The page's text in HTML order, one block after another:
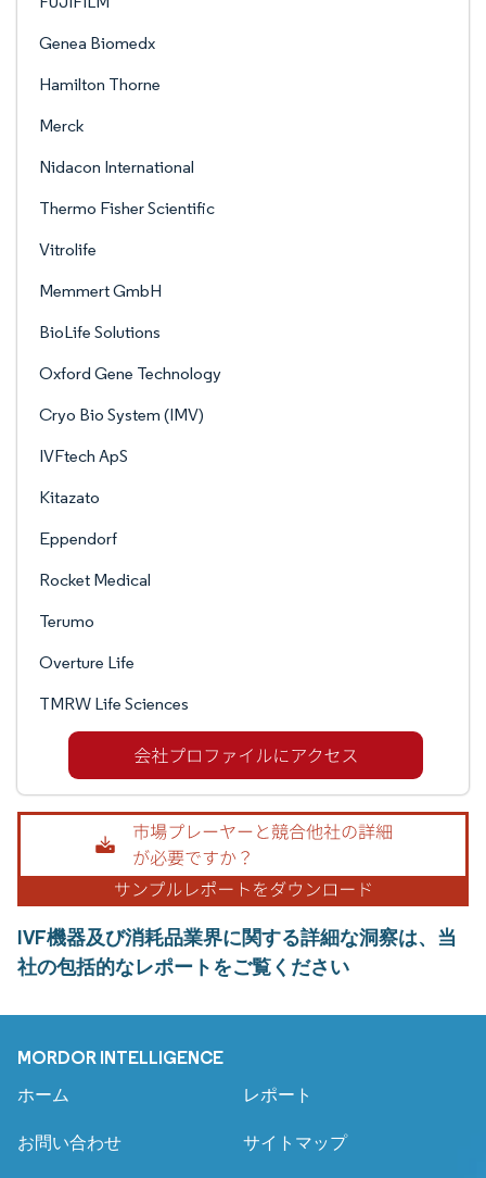
Genea Biomedx
Hamilton Thorne
Merck
Nidacon International
Thermo Fisher Scientific
Vitrolife
Memmert GmbH
BioLife Solutions
Oxford Gene Technology
Cryo Bio System (IMV)
IVFtech ApS
Kitazato
Eppendorf
Rocket Medical
Terumo
Overture Life
TMRW Life Sciences
IVF機器及び消耗品業界に関する詳細な洞察は、当
社の包括的なレポートをご覧ください
MORDOR INTELLIGENCE
ホーム レポート
お問い合わせ サイトマップ